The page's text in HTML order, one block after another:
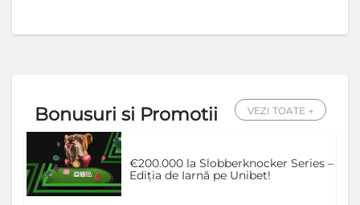
Bonusuri si Promotii VEZI TOATE →
€200.000 la Slobberknocker Series –
Ediția de Iarnă pe Unibet!